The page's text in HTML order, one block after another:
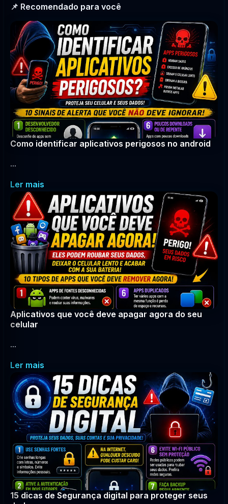
📌 Recomendado para você
Como identificar aplicativos perigosos no android
...
Ler mais
Aplicativos que você deve apagar agora do seu
celular
...
Ler mais
15 dicas de Segurança digital para proteger seus